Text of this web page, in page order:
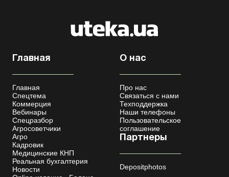
Главная
Главная
Спецтема
Коммерция
Вебинары
Спецразбор
Агросоветчики
Агро
Кадровик
Медицинские КНП
Реальная бухгалтерия
Новости
О нас
Про нас
Связаться с нами
Техподдержка
Наши телефоны
Пользовательское
соглашение
Партнеры
Depositphotos